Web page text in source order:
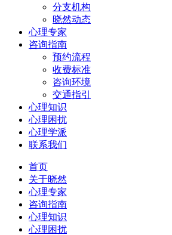
分支机构
晓然动态
心理专家
咨询指南
预约流程
收费标准
咨询环境
交通指引
心理知识
心理困扰
心理学派
联系我们
首页
关于晓然
心理专家
咨询指南
心理知识
心理困扰